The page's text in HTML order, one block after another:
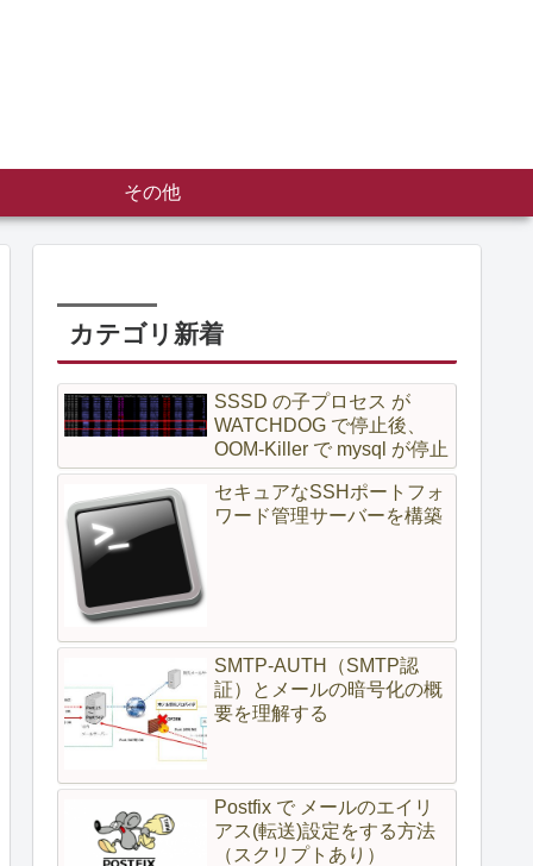
その他
カテゴリ新着
SSSD の子プロセス が
WATCHDOG で停止後、
OOM-Killer で mysql が停止
セキュアなSSHポートフォ
ワード管理サーバーを構築
SMTP-AUTH（SMTP認
証）とメールの暗号化の概
要を理解する
Postfix で メールのエイリ
アス(転送)設定をする方法
（スクリプトあり）